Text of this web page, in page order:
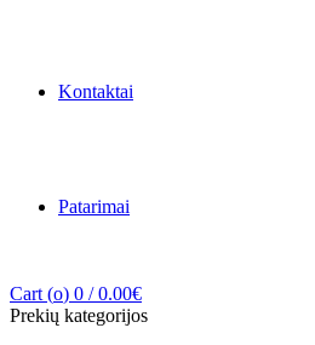
Kontaktai
Patarimai
Cart (o) 0 / 0.00€
Prekių kategorijos